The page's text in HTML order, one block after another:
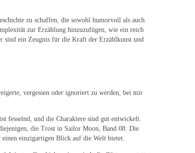
zu schaffen, die sowohl humorvoll als auch
zur Erzählung hinzuzufügen, wie ein reich
sind ein Zeugnis für die Kraft der Erzählkunst und
vergessen oder ignoriert zu werden, bei mir
fesselnd, und die Charaktere sind gut entwickelt.
die Trost in Sailor Moon, Band 08: Die
einen einzigartigen Blick auf die Welt bietet.